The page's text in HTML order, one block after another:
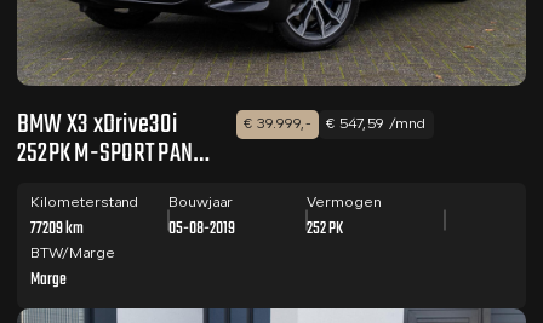
BMW X3 xDrive30i
252PK M-SPORT PANO
€ 39.999,- € 547,59 /mnd
Kilometerstand
77209 km
Bouwjaar
05-08-2019
Vermogen
252 PK
BTW/Marge
Marge